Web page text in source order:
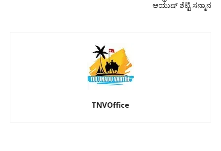
ಆಯುಷ್ ಶೆಟ್ಟಿ ಸನ್ಮಾನ
TNVOffice